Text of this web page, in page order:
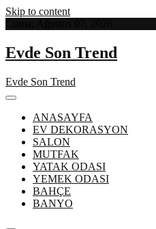
Skip to content
Evde Son Trend
Evde Son Trend
ANASAYFA
EV DEKORASYON
SALON
MUTFAK
YATAK ODASI
YEMEK ODASI
BAHÇE
BANYO